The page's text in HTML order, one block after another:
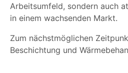
Arbeitsumfeld, sondern auch
in einem wachsenden Markt.
Zum nächstmöglichen
Beschichtung und